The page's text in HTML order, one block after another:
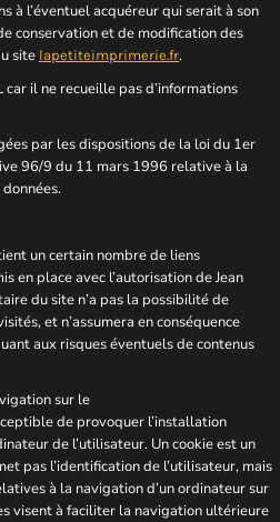
à l’éventuel acquéreur qui serait à son
conservation et de modification des
site lapetiteimprimerie.fr.
car il ne recueille pas d’informations
par les dispositions de la loi du 1er
96/9 du 11 mars 1996 relative à la
un certain nombre de liens
en place avec l’autorisation de Jean
du site n’a pas la possibilité de
et n’assumera en conséquence
aux risques éventuels de contenus
sur le
de provoquer l’installation
de l’utilisateur. Un cookie est un
pas l’identification de l’utilisateur, mais
à la navigation d’un ordinateur sur
visent à faciliter la navigation ultérieure